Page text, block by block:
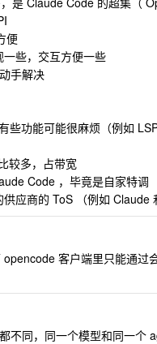
便
些，交互方便一些
手解决
些功能可能很麻烦（例如
较多，占带宽
Code ，毕竟是自家特调
应商的 ToS （例如
客户端里只能通过
不同，同一个模型和同一个